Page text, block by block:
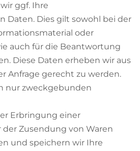
ggf. Ihre
Daten. Dies gilt sowohl bei der
oder
auch für die Beantwortung
Diese Daten erheben wir aus
Anfrage gerecht zu werden.
nur zweckgebunden
Erbringung einer
Zusendung von Waren
und speichern wir Ihre